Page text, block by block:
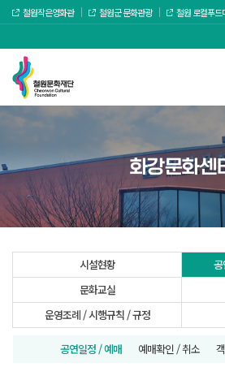
철원작은영화관 철원군 문화관광 철원 로컬푸드
화강문화센
시설현황
공연일정 / 예매 예매확인 / 취소
문화교실
운영조례 / 시행규칙 / 규정